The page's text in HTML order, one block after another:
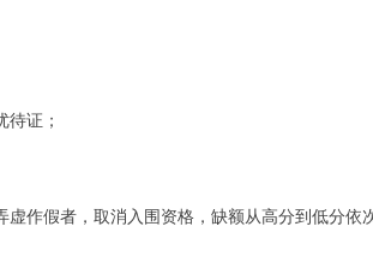
证；
假者，取消入围资格，缺额从高分到低分依